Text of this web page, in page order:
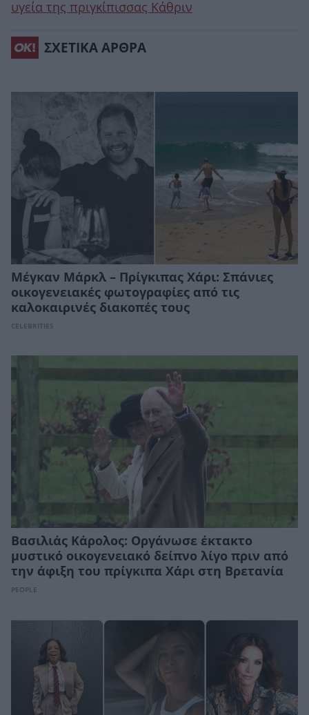
υγεία της πριγκίπισσας Κάθριν
ΣΧΕΤΙΚΑ ΑΡΘΡΑ
Μέγκαν Μάρκλ – Πρίγκιπας Χάρι: Σπάνιες
οικογενειακές φωτογραφίες από τις
καλοκαιρινές διακοπές τους
CELEBRITIES
Βασιλιάς Κάρολος: Οργάνωσε έκτακτο
μυστικό οικογενειακό δείπνο λίγο πριν από
την άφιξη του πρίγκιπα Χάρι στη Βρετανία
PEOPLE